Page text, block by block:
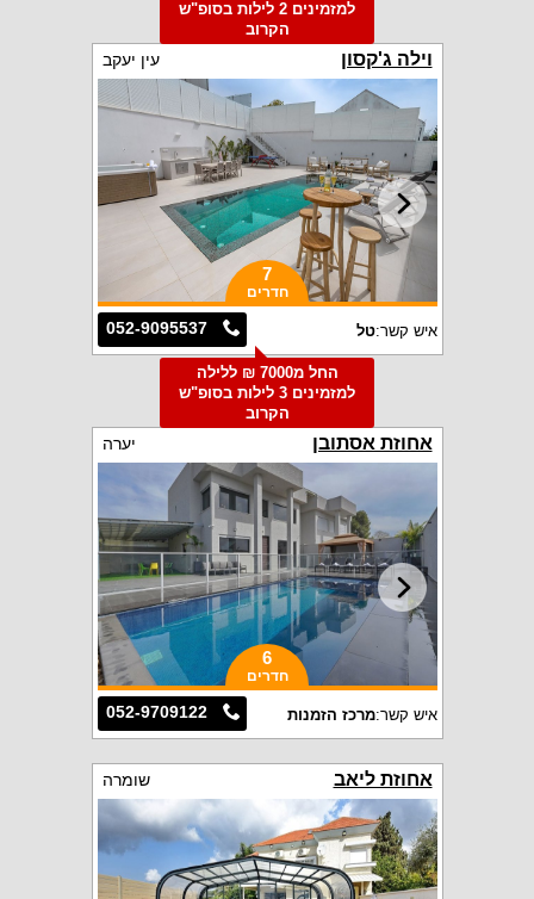
למזמינים 2 לילות בסופ"ש
הקרוב
וילה ג'קסון עין יעקב
7
חדרים
052-9095537 איש קשר:טל
החל מ7000 ₪ ללילה
למזמינים 3 לילות בסופ"ש
הקרוב
אחוזת אסתובן יערה
6
חדרים
052-9709122 איש קשר:מרכז הזמנות
אחוזת ליאב שומרה